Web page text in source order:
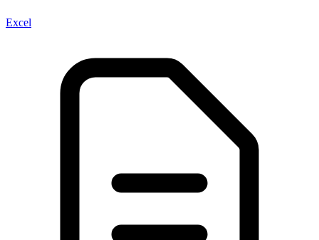
Excel